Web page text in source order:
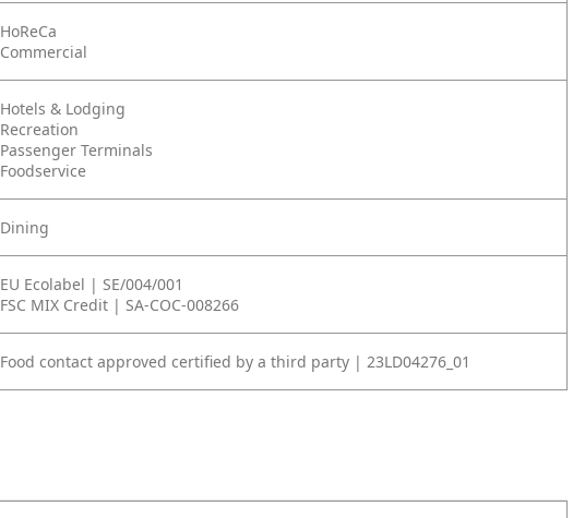
HoReCa
Commercial
Hotels & Lodging
Recreation
Passenger Terminals
Foodservice
Dining
EU Ecolabel | SE/004/001
FSC MIX Credit | SA-COC-008266
Food contact approved certified by a third party | 23LD04276_01